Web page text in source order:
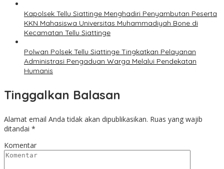
Kapolsek Tellu Siattinge Menghadiri Penyambutan Peserta
KKN Mahasiswa Universitas Muhammadiyah Bone di
Kecamatan Tellu Siattinge
Polwan Polsek Tellu Siattinge Tingkatkan Pelayanan
Administrasi Pengaduan Warga Melalui Pendekatan
Humanis
Tinggalkan Balasan
Alamat email Anda tidak akan dipublikasikan. Ruas yang wajib
ditandai *
Komentar